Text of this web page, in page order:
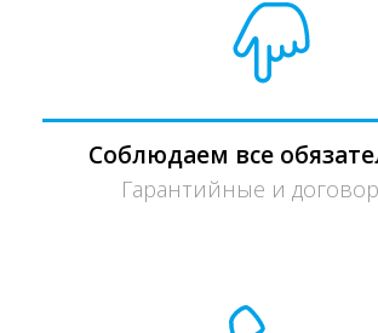
Соблюдаем все
Гарантийные и